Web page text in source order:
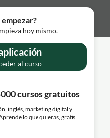
empezar?
hoy mismo.
al curso
cursos gratuitos
inglés, marketing digital y
lo que quieras, gratis